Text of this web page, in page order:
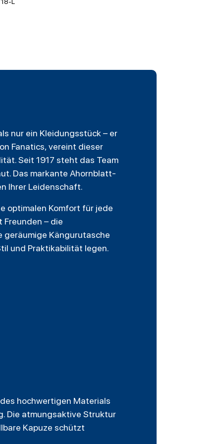
L
nur ein Kleidungsstück – er
Fanatics, vereint dieser
Seit 1917 steht das Team
Das markante Ahornblatt-
Ihrer Leidenschaft.
optimalen Komfort für jede
Freunden – die
geräumige Kängurutasche
und Praktikabilität legen.
hochwertigen Materials
Die atmungsaktive Struktur
Kapuze schützt